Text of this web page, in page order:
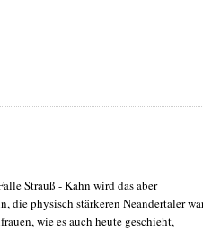
Strauß - Kahn wird das aber
die physisch stärkeren Neandertaler
wie es auch heute geschieht,